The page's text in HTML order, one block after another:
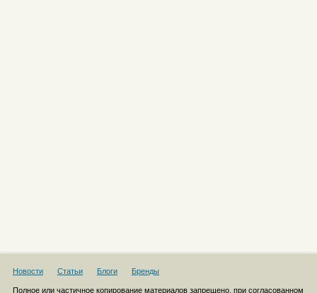
Новости Статьи Блоги Бренды
Полное или частичное копирование материалов запрещено, при согласованном